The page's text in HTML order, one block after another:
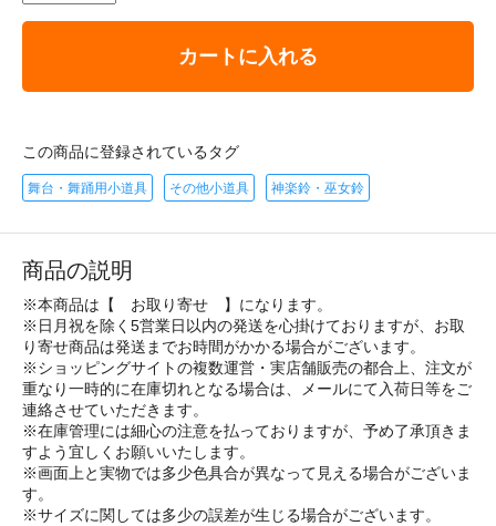
カートに入れる
この商品に登録されているタグ
舞台・舞踊用小道具 その他小道具 神楽鈴・巫女鈴
商品の説明
※本商品は【 お取り寄せ 】になります。
※日月祝を除く5営業日以内の発送を心掛けておりますが、お取
り寄せ商品は発送までお時間がかかる場合がございます。
※ショッピングサイトの複数運営・実店舗販売の都合上、注文が
重なり一時的に在庫切れとなる場合は、メールにて入荷日等をご
連絡させていただきます。
※在庫管理には細心の注意を払っておりますが、予め了承頂きま
すよう宜しくお願いいたします。
※画面上と実物では多少色具合が異なって見える場合がございま
す。
※サイズに関しては多少の誤差が生じる場合がございます。